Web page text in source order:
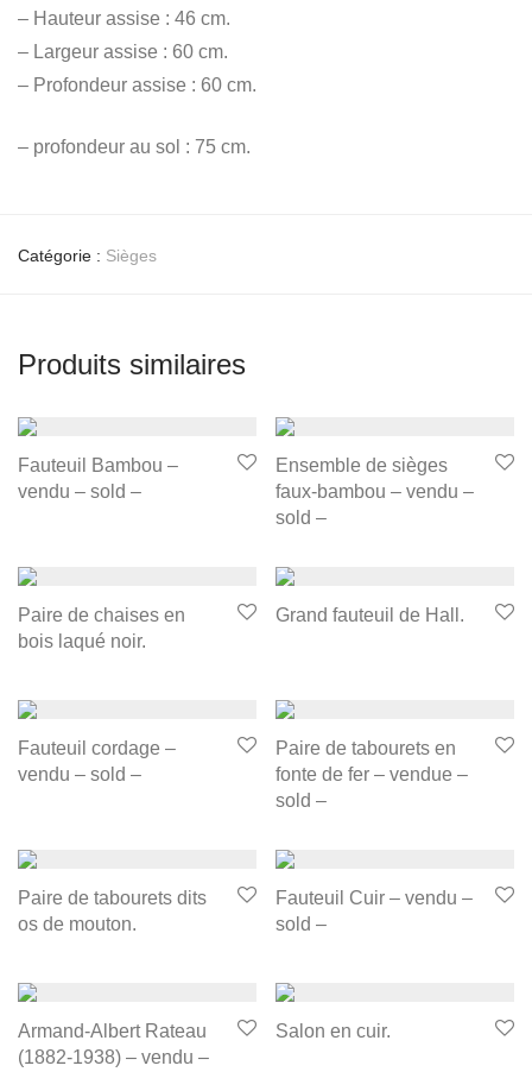
– Hauteur assise : 46 cm.
– Largeur assise : 60 cm.
– Profondeur assise : 60 cm.
– profondeur au sol : 75 cm.
Catégorie : Sièges
Produits similaires
Fauteuil Bambou –
vendu – sold –
Ensemble de sièges
faux-bambou – vendu –
sold –
Paire de chaises en
bois laqué noir.
Grand fauteuil de Hall.
Fauteuil cordage –
vendu – sold –
Paire de tabourets en
fonte de fer – vendue –
sold –
Paire de tabourets dits
os de mouton.
Fauteuil Cuir – vendu –
sold –
Armand-Albert Rateau
(1882-1938) – vendu –
Salon en cuir.